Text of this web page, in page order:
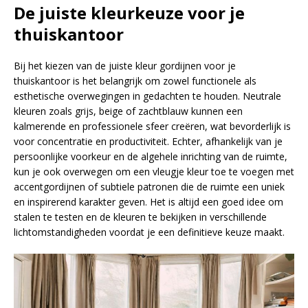
De juiste kleurkeuze voor je
thuiskantoor
Bij het kiezen van de juiste kleur gordijnen voor je
thuiskantoor is het belangrijk om zowel functionele als
esthetische overwegingen in gedachten te houden. Neutrale
kleuren zoals grijs, beige of zachtblauw kunnen een
kalmerende en professionele sfeer creëren, wat bevorderlijk is
voor concentratie en productiviteit. Echter, afhankelijk van je
persoonlijke voorkeur en de algehele inrichting van de ruimte,
kun je ook overwegen om een vleugje kleur toe te voegen met
accentgordijnen of subtiele patronen die de ruimte een uniek
en inspirerend karakter geven. Het is altijd een goed idee om
stalen te testen en de kleuren te bekijken in verschillende
lichtomstandigheden voordat je een definitieve keuze maakt.